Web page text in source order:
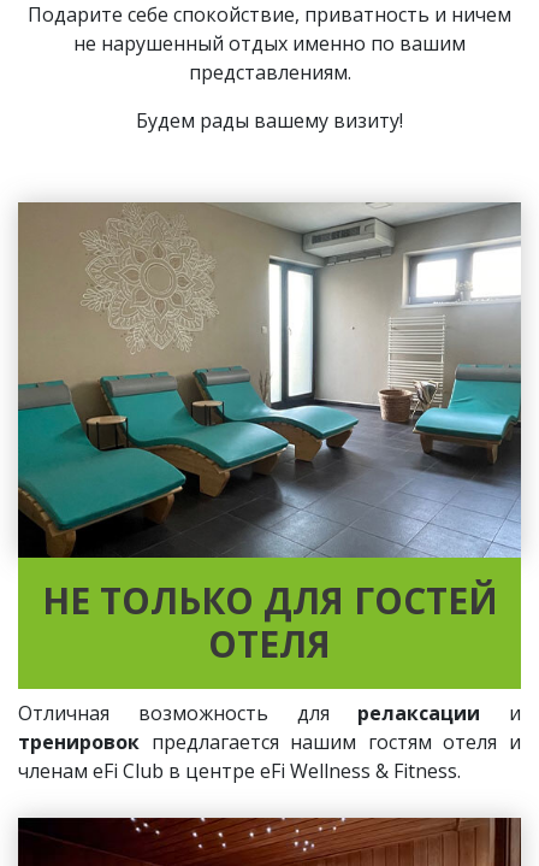
Подарите себе спокойствие, приватность и ничем
не нарушенный отдых именно по вашим
представлениям.
Будем рады вашему визиту!
НЕ ТОЛЬКО ДЛЯ ГОСТЕЙ
ОТЕЛЯ
Отличная возможность для релаксации и
тренировок предлагается нашим гостям отеля и
членам eFi Club в центре eFi Wellness & Fitness.